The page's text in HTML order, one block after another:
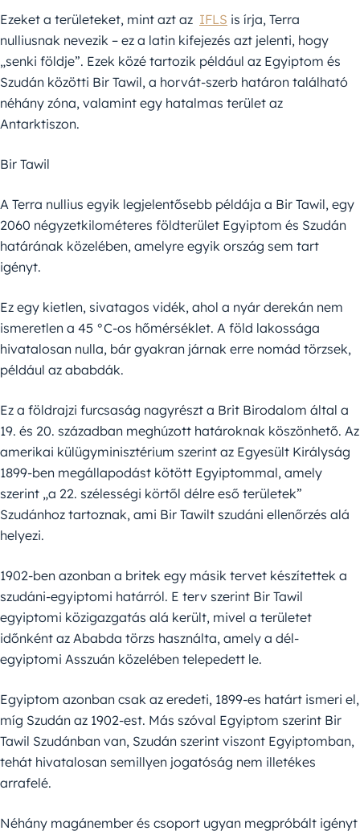
Ezeket a területeket, mint azt az IFLS is írja, Terra
nulliusnak nevezik – ez a latin kifejezés azt jelenti, hogy
„senki földje”. Ezek közé tartozik például az Egyiptom és
Szudán közötti Bir Tawil, a horvát-szerb határon található
néhány zóna, valamint egy hatalmas terület az
Antarktiszon.
Bir Tawil
A Terra nullius egyik legjelentősebb példája a Bir Tawil, egy
2060 négyzetkilométeres földterület Egyiptom és Szudán
határának közelében, amelyre egyik ország sem tart
igényt.
Ez egy kietlen, sivatagos vidék, ahol a nyár derekán nem
ismeretlen a 45 °C-os hőmérséklet. A föld lakossága
hivatalosan nulla, bár gyakran járnak erre nomád törzsek,
például az ababdák.
Ez a földrajzi furcsaság nagyrészt a Brit Birodalom által a
19. és 20. században meghúzott határoknak köszönhető. Az
amerikai külügyminisztérium szerint az Egyesült Királyság
1899-ben megállapodást kötött Egyiptommal, amely
szerint „a 22. szélességi körtől délre eső területek”
Szudánhoz tartoznak, ami Bir Tawilt szudáni ellenőrzés alá
helyezi.
1902-ben azonban a britek egy másik tervet készítettek a
szudáni-egyiptomi határról. E terv szerint Bir Tawil
egyiptomi közigazgatás alá került, mivel a területet
időnként az Ababda törzs használta, amely a dél-
egyiptomi Asszuán közelében telepedett le.
Egyiptom azonban csak az eredeti, 1899-es határt ismeri el,
míg Szudán az 1902-est. Más szóval Egyiptom szerint Bir
Tawil Szudánban van, Szudán szerint viszont Egyiptomban,
tehát hivatalosan semillyen jogatóság nem illetékes
arrafelé.
Néhány magánember és csoport ugyan megpróbált igényt